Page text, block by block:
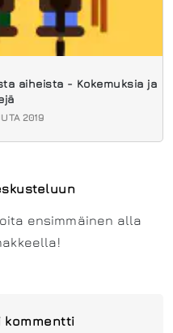
aiheista - Kokemuksia ja
2019
ensimmäinen alla
kommentti